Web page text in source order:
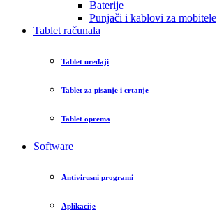
Baterije
Punjači i kablovi za mobitele
Tablet računala
Tablet uređaji
Tablet za pisanje i crtanje
Tablet oprema
Software
Antivirusni programi
Aplikacije